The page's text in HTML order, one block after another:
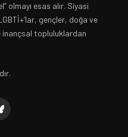
olmayı esas alır. Siyasi
gençler, doğa ve
inançsal topluluklardan